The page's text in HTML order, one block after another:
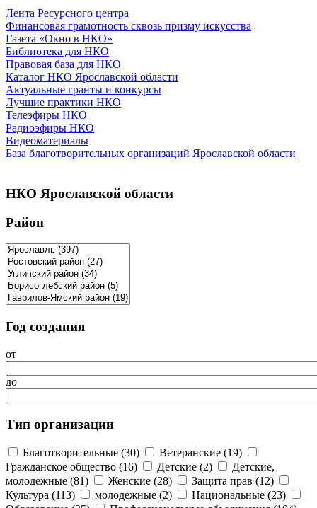
Лента Ресурсного центра
Финансовая грамотность сквозь призму искусства
Газета «Окно в НКО»
Библиотека для НКО
Правовая база для НКО
Каталог НКО Ярославской области
Актуальные гранты и конкурсы
Лучшие практики НКО
Телеэфиры НКО
Радиоэфиры НКО
Видеоматериалы
База благотворительных организаций Ярославской области
НКО Ярославской области
Район
Год создания
от
до
Тип организации
Благотворительные (30)
Ветеранские (19)
Гражданское общество (16)
Детские (2)
Детские,
молодежные (81)
Женские (28)
Защита прав (12)
Культура (113)
молодежные (2)
Национальные (23)